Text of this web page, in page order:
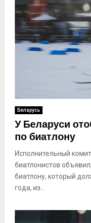
Беларусь
У Беларуси
по биатлону
Исполнительный
биатлонистов
биатлону, который
года, из...